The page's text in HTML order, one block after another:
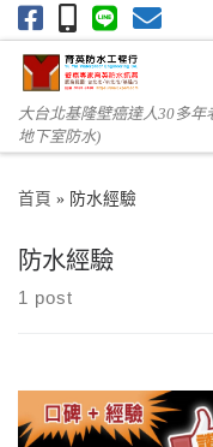
Skip to content
大台北基隆壁癌達人30多
地下室防水)
首頁 » 防水經驗
防水經驗
1 post